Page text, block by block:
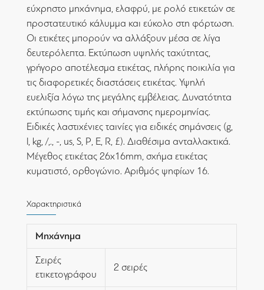
εύχρηστο μηχάνημα, ελαφρύ, με ρολό ετικετών σε
προστατευτικό κάλυμμα και εύκολο στη φόρτωση.
Οι ετικέτες μπορούν να αλλάξουν μέσα σε λίγα
δευτερόλεπτα. Εκτύπωση υψηλής ταχύτητας,
γρήγορο αποτέλεσμα ετικέτας, πλήρης ποικιλία για
τις διαφορετικές διαστάσεις ετικέτας. Υψηλή
ευελιξία λόγω της μεγάλης εμβέλειας. Δυνατότητα
εκτύπωσης τιμής και σήμανσης ημερομηνίας.
Ειδικές λαστιχένιες ταινίες για ειδικές σημάνσεις (g,
l, kg, /,., -, us, S, P, E, R, £). Διαθέσιμα ανταλλακτικά.
Μέγεθος ετικέτας 26x16mm, σχήμα ετικέτας
κυματιστό, ορθογώνιο. Αριθμός ψηφίων 16.
Χαρακτηριστικά
Μηχάνημα
Σειρές
ετικετογράφου
2 σειρές